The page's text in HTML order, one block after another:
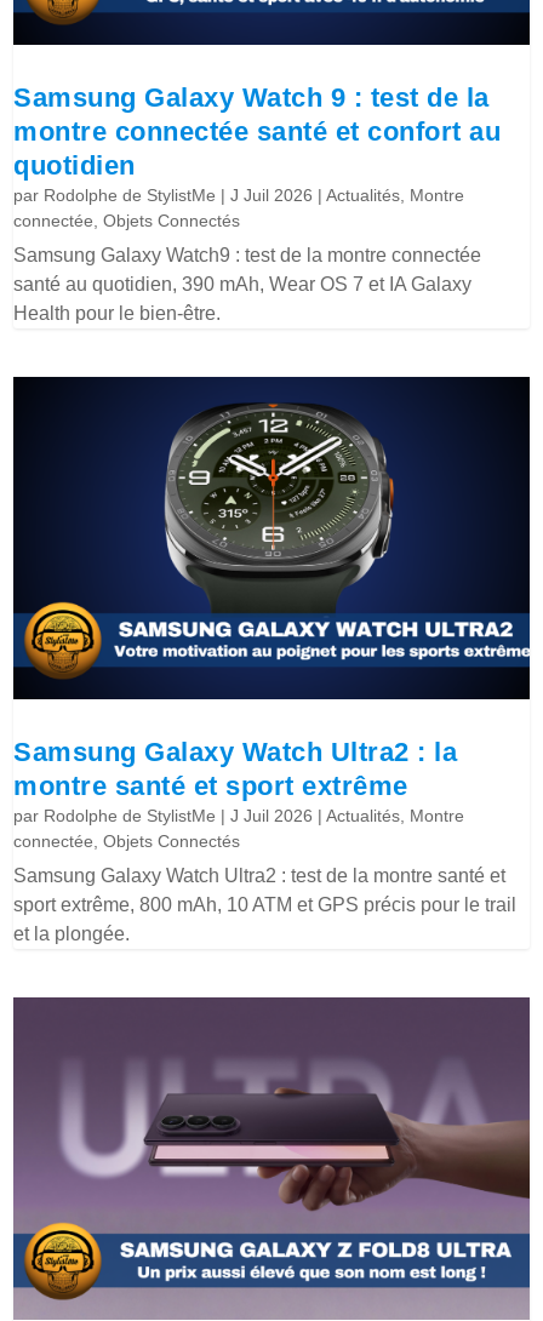
Samsung Galaxy Watch 9 : test de la
montre connectée santé et confort au
quotidien
par Rodolphe de StylistMe |J Juil 2026 |Actualités Montre
connectée ,Objets Connectés
Samsung Galaxy Watch9 : test de la montre connectée
santé au quotidien, 390 mAh, Wear OS 7 et IA Galaxy
Health pour le bien-être.
Samsung Galaxy Watch Ultra2 : la
montre santé et sport extrême
par Rodolphe de StylistMe |J Juil 2026 |Actualités Montre
connectée ,Objets Connectés
Samsung Galaxy Watch Ultra2 : test de la montre santé et
sport extrême, 800 mAh, 10 ATM et GPS précis pour le trail
et la plongée.